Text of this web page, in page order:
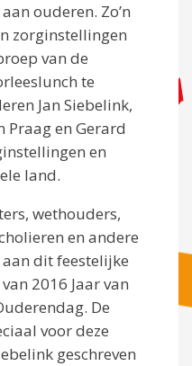
ouderen. Zo’n
zorginstellingen
van de
te
Jan Siebelink,
Praag en Gerard
en
land.
wethouders,
en andere
dit feestelijke
2016 Jaar van
De
voor deze
geschreven